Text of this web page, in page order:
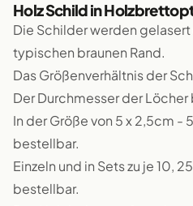
Holz Schild in
Die Schilder werden
typischen braunen Rand.
Das Größenverhältnis der
Der Durchmesser der
In der Größe von 5 x 2,5cm -
bestellbar.
Einzeln und in Sets zu je 10,
bestellbar.